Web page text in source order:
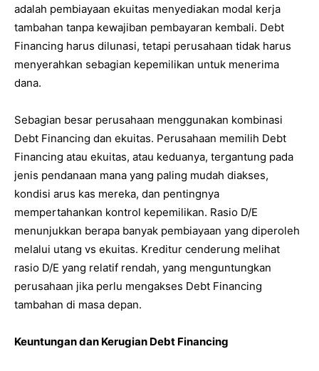
adalah pembiayaan ekuitas menyediakan modal kerja
tambahan tanpa kewajiban pembayaran kembali. Debt
Financing harus dilunasi, tetapi perusahaan tidak harus
menyerahkan sebagian kepemilikan untuk menerima
dana.
Sebagian besar perusahaan menggunakan kombinasi
Debt Financing dan ekuitas. Perusahaan memilih Debt
Financing atau ekuitas, atau keduanya, tergantung pada
jenis pendanaan mana yang paling mudah diakses,
kondisi arus kas mereka, dan pentingnya
mempertahankan kontrol kepemilikan. Rasio D/E
menunjukkan berapa banyak pembiayaan yang diperoleh
melalui utang vs ekuitas. Kreditur cenderung melihat
rasio D/E yang relatif rendah, yang menguntungkan
perusahaan jika perlu mengakses Debt Financing
tambahan di masa depan.
Keuntungan dan Kerugian Debt Financing